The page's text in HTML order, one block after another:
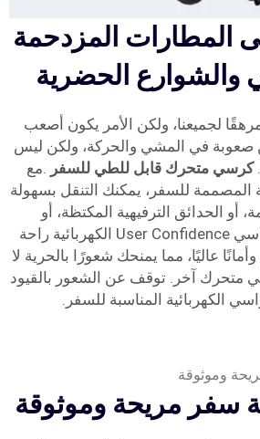
المطارات المزدحمة
والشوارع الحضرية
لجميعنا، ولكن الأمر يكون أصعب
صعوبة في المشي والحركة، ولكن ليس
كرسي متحرك قابل للطي للسفر .مع
المصممة للسفر، يمكنك التنقل بسهولة
أو الحدائق الترفيهية المكتظة، أو
داخل المدينة. توفر كراسي User Confidence الكهربائية راحة
عاليًا، مما يمنحك شعورًا بالحرية لا
متحرك آخر. توقف عن الشعور بالقيود
الكهربائية المناسبة للسفر.
سفر مريحة وموثوقة